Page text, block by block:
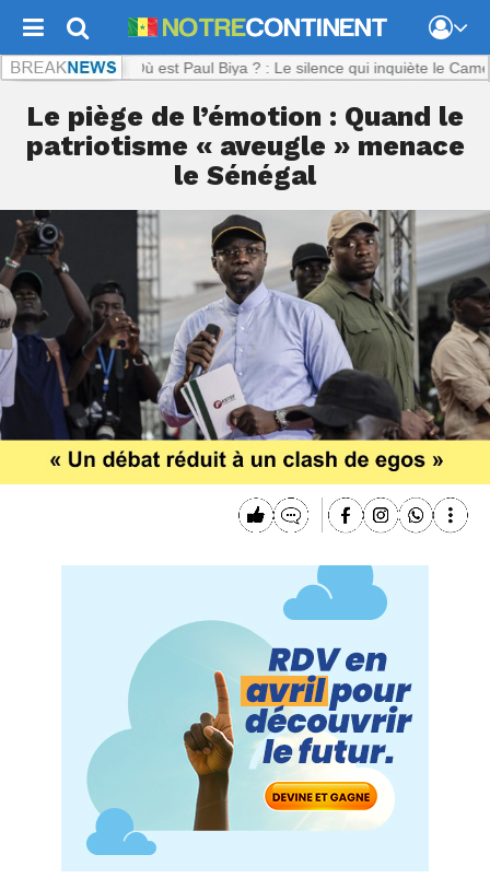
: Où est Paul Biya ? : Le silence qui inquiète le Cameroun
Le piège de l’émotion : Quand le
patriotisme « aveugle » menace
le Sénégal